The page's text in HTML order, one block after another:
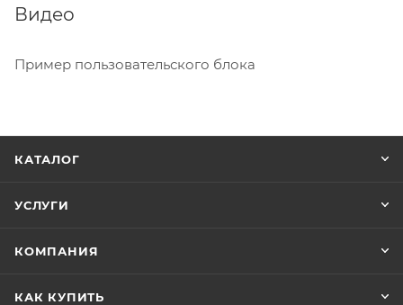
Видео
Пример пользовательского блока
КАТАЛОГ
УСЛУГИ
КОМПАНИЯ
КАК КУПИТЬ